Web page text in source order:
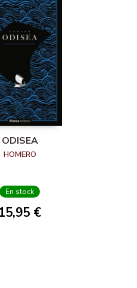
ODISEA
HOMERO
En stock
15,95 €